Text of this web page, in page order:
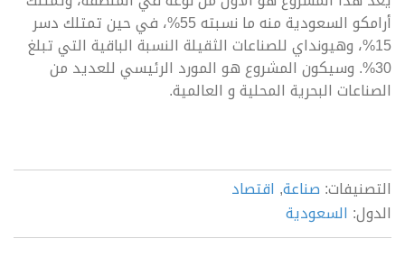
أرامكو السعودية منه ما نسبته 55%، في حين تمتلك دسر
15%، وهيونداي للصناعات الثقيلة النسبة الباقية التي تبلغ
30%. وسيكون المشروع هو المورد الرئيسي للعديد من
الصناعات البحرية المحلية و العالمية.
التصنيفات:صناعة,اقتصاد
الدول:السعودية